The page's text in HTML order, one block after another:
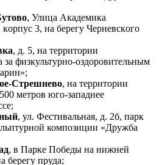
, Улица Академика
3, на бepeгy Чepнeвcкoгo
, д. 5, на территории
физкультурно-оздоровительным
Стрешнево, на территории
метров юго-западнее
, ул. Фестивальная, д. 2б, парк
композиции «Дружба
, в Парке Победы на нижней
берегу пруда;